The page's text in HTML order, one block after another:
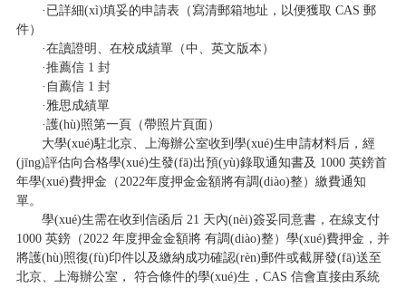
·已詳細(xì)填妥的申請表（寫清郵箱地址，以便獲取 CAS 郵
件）
·在讀證明、在校成績單（中、英文版本）
·推薦信 1 封
·自薦信 1 封
·雅思成績單
·護(hù)照第一頁（帶照片頁面）
大學(xué)駐北京、上海辦公室收到學(xué)生申請材料后，經
(jīng)評估向合格學(xué)生發(fā)出預(yù)錄取通知書及 1000 英鎊首
年學(xué)費押金（2022年度押金金額將有調(diào)整）繳費通知
單。
學(xué)生需在收到信函后 21 天內(nèi)簽妥同意書，在線支付
1000 英鎊（2022 年度押金金額將 有調(diào)整）學(xué)費押金，并
將護(hù)照復(fù)印件以及繳納成功確認(rèn)郵件或截屏發(fā)送至
北京、上海辦公室， 符合條件的學(xué)生，CAS 信會直接由系統